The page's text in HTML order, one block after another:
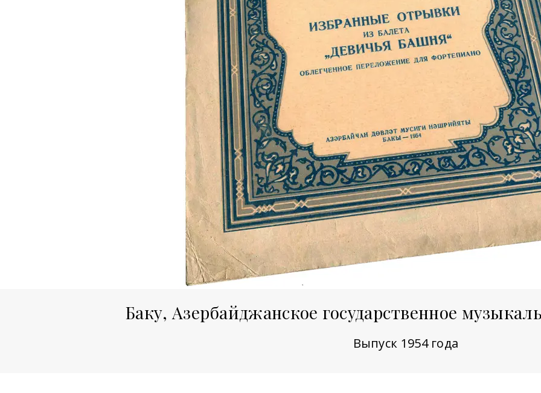
Баку, Азербайджанское государственное
Выпуск 1954 года